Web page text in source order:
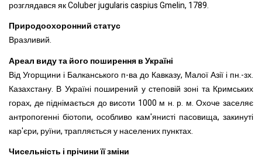
розглядався як Coluber jugularis caspius Gmelin, 1789.
Природоохоронний статус
Вразливий.
Ареал виду та його поширення в Україні
Від Угорщини і Балканського п-ва до Кавказу, Малої Азії і пн.-зх.
Казахстану. В Україні поширений у степовій зоні та Кримських
горах, де піднімається до висоти 1000 м н. р. м. Охоче заселяє
антропогенні біотопи, особливо кам'янисті пасовища, закинуті
кар'єри, руїни, трапляється у населених пунктах.
Чисельність і прічини її зміни